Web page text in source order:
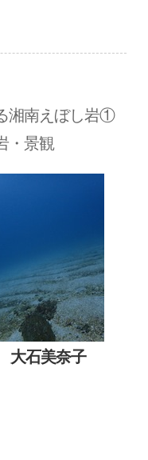
湘南えぼし岩①
・景観
大石美奈子